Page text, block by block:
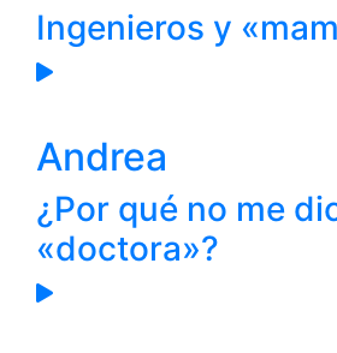
Ingenieros y
Andrea
¿Por qué no me
«doctora»?